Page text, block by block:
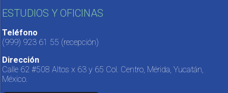
ESTUDIOS Y OFICINAS
Teléfono
(999) 923 61 55 (recepción)
Dirección
Calle 62 #508 Altos x 63 y 65 Col. Centro, Mérida, Yucatán,
México.